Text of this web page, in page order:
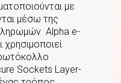
με
μέσω της
Αlpha e-
Sockets Layer-